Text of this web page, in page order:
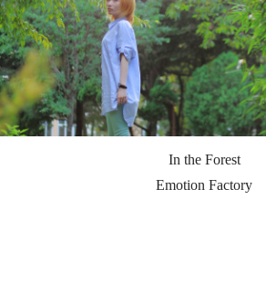
In the Forest
Emotion Factory